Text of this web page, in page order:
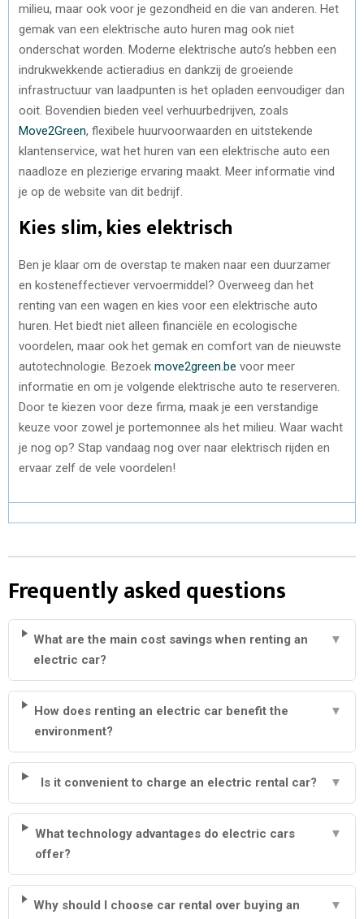
milieu, maar ook voor je gezondheid en die van anderen. Het
gemak van een elektrische auto huren mag ook niet
onderschat worden. Moderne elektrische auto’s hebben een
indrukwekkende actieradius en dankzij de groeiende
infrastructuur van laadpunten is het opladen eenvoudiger dan
ooit. Bovendien bieden veel verhuurbedrijven, zoals
Move2Green, flexibele huurvoorwaarden en uitstekende
klantenservice, wat het huren van een elektrische auto een
naadloze en plezierige ervaring maakt. Meer informatie vind
je op de website van dit bedrijf.
Kies slim, kies elektrisch
Ben je klaar om de overstap te maken naar een duurzamer
en kosteneffectiever vervoermiddel? Overweeg dan het
renting van een wagen en kies voor een elektrische auto
huren. Het biedt niet alleen financiële en ecologische
voordelen, maar ook het gemak en comfort van de nieuwste
autotechnologie. Bezoek move2green.be voor meer
informatie en om je volgende elektrische auto te reserveren.
Door te kiezen voor deze firma, maak je een verstandige
keuze voor zowel je portemonnee als het milieu. Waar wacht
je nog op? Stap vandaag nog over naar elektrisch rijden en
ervaar zelf de vele voordelen!
Frequently asked questions
What are the main cost savings when renting an
electric car?
▼
How does renting an electric car benefit the
environment?
▼
Is it convenient to charge an electric rental car? ▼
What technology advantages do electric cars
offer?
▼
Why should I choose car rental over buying an
▼